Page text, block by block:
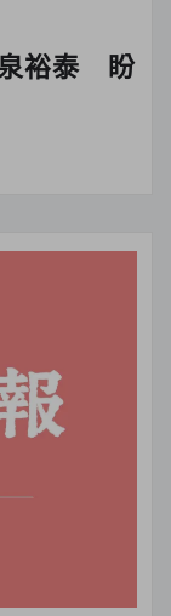
泉裕泰 盼